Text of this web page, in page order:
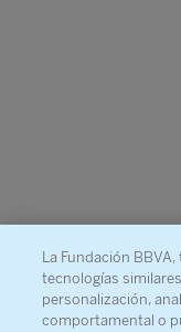
La Fundación
tecnologías
personalización,
comportamental o